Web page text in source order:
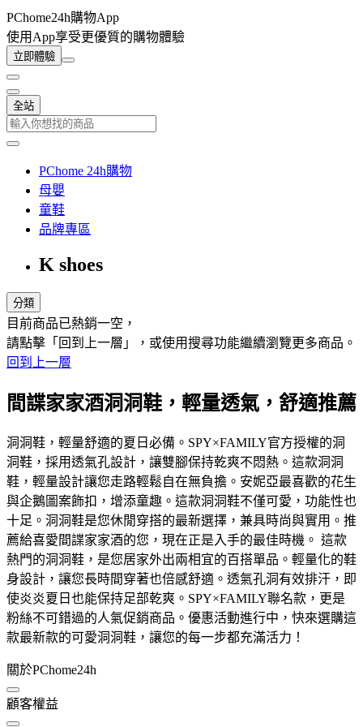
PChome24h購物App
使用App享受更優質的購物體驗
立即體驗
全站
PChome 24h購物
母嬰
童鞋
品牌專區
K shoes
分類
目前商品已熱銷一空，
請點擊「回到上一層」，或使用搜尋功能繼續瀏覽更多商品。
回到上一層
間諜家家酒洞洞鞋，輕量透氣，舒適推薦
洞洞鞋，輕量舒適的夏日必備。SPY×FAMILY官方授權的洞
洞鞋，採用透氣孔設計，讓雙腳保持乾爽不悶熱。這款洞洞
鞋，輕量設計讓您走路輕鬆自在無負擔。安妮亞最喜歡的花生
與企鵝圖案飾扣，增添童趣。這款洞洞鞋不僅可愛，功能性也
十足。洞洞鞋是您休閒穿搭的最新選擇，兼具時尚與實用。推
薦給喜愛間諜家家酒的您，現在正是入手的最佳時機。 這款
熱門的洞洞鞋，是您居家外出兩相宜的百搭單品。輕量化的鞋
身設計，讓您長時間穿著也倍感舒適。透氣孔洞有效排汗，即
使炎炎夏日也能保持足部乾爽。SPY×FAMILY聯名款，更是
粉絲不可錯過的人氣促銷商品。優惠活動進行中，快來選購這
款最新款的可愛洞洞鞋，讓您的每一步都充滿活力！
關於PChome24h
顧客權益